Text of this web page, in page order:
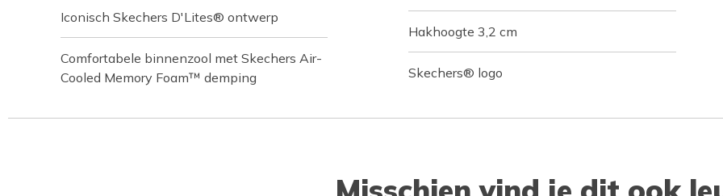
Iconisch Skechers D'Lites® ontwerp
Comfortabele binnenzool met Skechers Air-
Cooled Memory Foam™ demping
Hakhoogte 3,2 cm
Skechers® logo